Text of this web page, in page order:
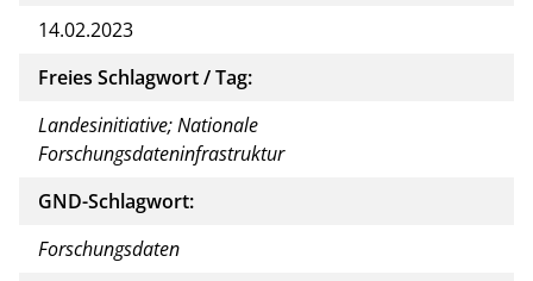
14.02.2023
Freies Schlagwort / Tag:
Landesinitiative; Nationale
Forschungsdateninfrastruktur
GND-Schlagwort:
Forschungsdaten